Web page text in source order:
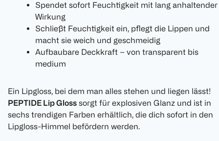
Spendet sofort Feuchtigkeit mit lang anhaltender
Wirkung
Schließt Feuchtigkeit ein, pflegt die Lippen und
macht sie weich und geschmeidig
Aufbaubare Deckkraft – von transparent bis
medium
Ein Lipgloss, bei dem man alles stehen und liegen lässt!
PEPTIDE Lip Gloss sorgt für explosiven Glanz und ist in
sechs trendigen Farben erhältlich, die dich sofort in den
Lipgloss-Himmel befördern werden.